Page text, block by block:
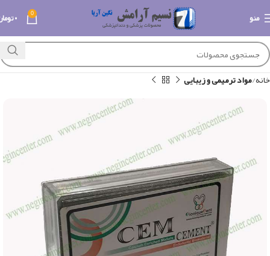
منو 0 ۰
خانه مواد ترمیمی و زیبایی